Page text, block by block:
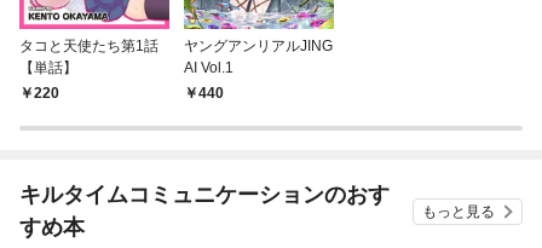
タコと天使たち第1話
【単話】
220
ヤングアンリアルJING
AI Vol.1
440
キルタイムコミュニケーションのおす
すめ本
もっと見る